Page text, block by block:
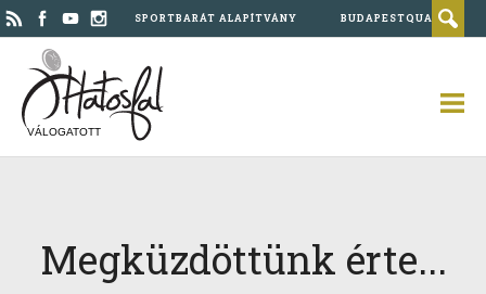
SPORTBARÁT ALAPÍTVÁNY BUDAPESTQUAD
VÁLOGATOTT
Megküzdöttünk érte...